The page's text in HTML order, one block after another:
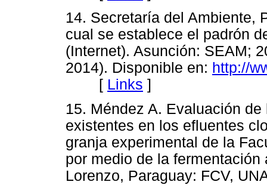
14. Secretaría del Ambiente,
cual se establece el padrón
(Internet). Asunción: SEAM;
2014). Disponible en: http://
[ Links ]
15. Méndez A. Evaluación
existentes en los efluentes
granja experimental de la
por medio de la
Lorenzo, Paraguay: FCV,